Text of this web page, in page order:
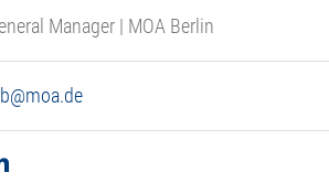
Manager | MOA Berlin